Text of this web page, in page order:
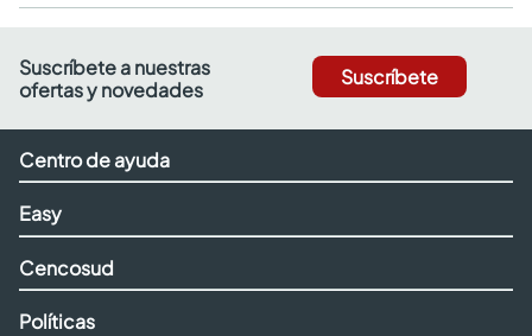
Suscríbete a nuestras
ofertas y novedades
Suscríbete
Centro de ayuda
Easy
Cencosud
Políticas